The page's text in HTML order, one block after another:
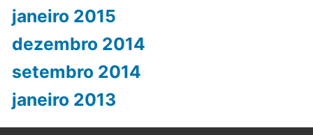
janeiro 2015
dezembro 2014
setembro 2014
janeiro 2013